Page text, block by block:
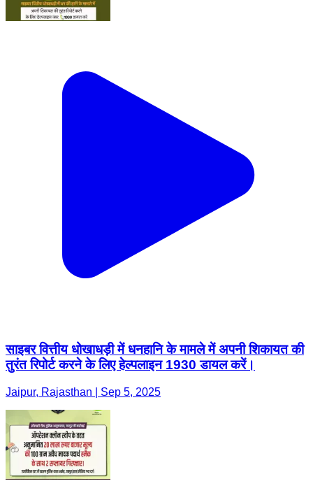
साइबर वित्तीय धोखाधड़ी में धनहानि के मामले में अपनी शिकायत की
तुरंत रिपोर्ट करने के लिए हेल्पलाइन 1930 डायल करें।
Jaipur, Rajasthan | Sep 5, 2025